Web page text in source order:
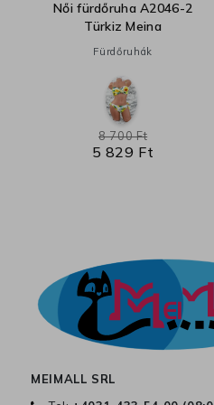
Női fürdőruha A2046-2
Türkiz Meina
Fürdőruhák
5 829 Ft
8 700 Ft
MEIMALL SRL